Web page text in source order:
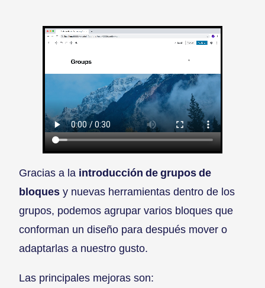
Gracias a la introducción de grupos de
bloques y nuevas herramientas dentro de los
grupos, podemos agrupar varios bloques que
conforman un diseño para después mover o
adaptarlas a nuestro gusto.
Las principales mejoras son: